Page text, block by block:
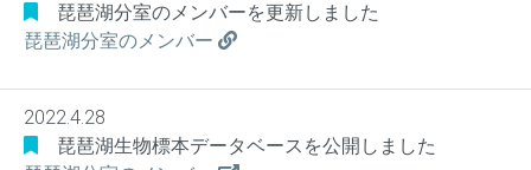
琵琶湖分室のメンバーを更新しました
琵琶湖分室のメンバー
2022.4.28
琵琶湖生物標本データベースを公開しました